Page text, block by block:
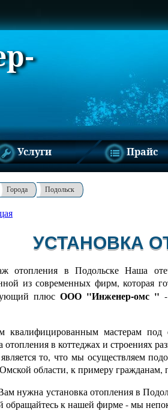
Услуги Прайс
Города Подольск
УСТАНОВКА
отопления в Подольске Наша
из современных фирм, которая
плюс ООО "Инженер-омс "
квалифицированным мастерам под
отопления в коттеджах и строениях
то, что мы осуществляем
области, к примеру
нужна установка отопления в
обращайтесь к нашей фирме - мы